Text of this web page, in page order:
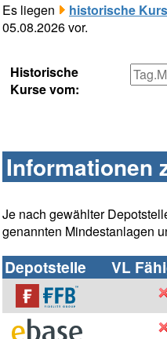
Es liegen
historische
05.08.2026 vor.
Historische
Kurse vom:
Informationen
Je nach gewählter
genannten Mindestanlagen
Depotstelle VL